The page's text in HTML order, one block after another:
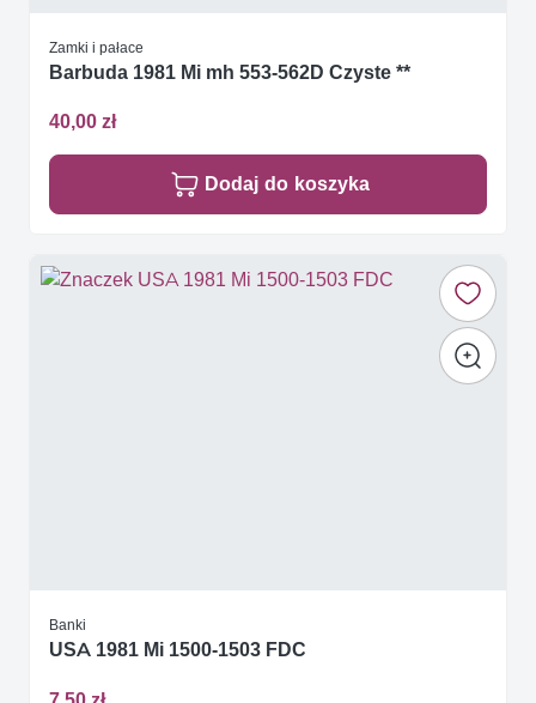
Zamki i pałace
Barbuda 1981 Mi mh 553-562D Czyste **
40,00 zł
Dodaj do koszyka
Banki
USA 1981 Mi 1500-1503 FDC